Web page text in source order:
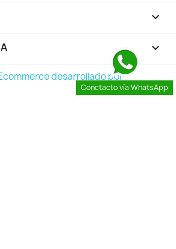


desarrollado por
Conctacto vía WhatsApp